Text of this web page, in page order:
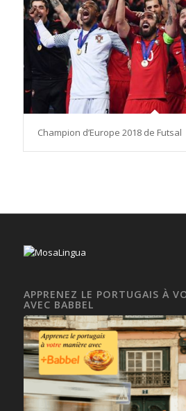
Champion d’Europe 2018 de Futsal
APPRENEZ LE PORTUGAIS À
AVEC BABBEL